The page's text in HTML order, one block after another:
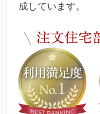
成しています。